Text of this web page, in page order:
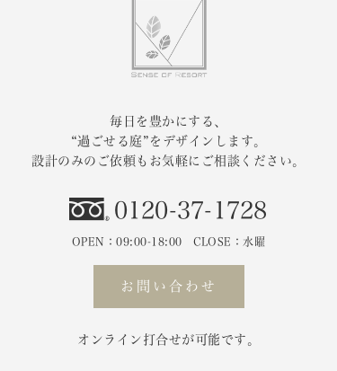
毎日を豊かにする、
“過ごせる庭”をデザインします。
設計のみのご依頼もお気軽にご相談ください。
0120-37-1728
OPEN：09:00-18:00 CLOSE：水曜
お問い合わせ
オンライン打合せが可能です。